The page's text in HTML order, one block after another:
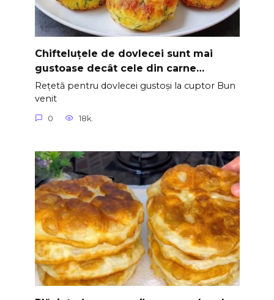
Chifteluțele de dovlecei sunt mai
gustoase decât cele din carne…
Rețetă pentru dovlecei gustoși la cuptor Bun
venit
0 18k.